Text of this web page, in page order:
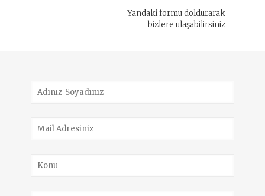
Yandaki formu doldurarak
bizlere ulaşabilirsiniz